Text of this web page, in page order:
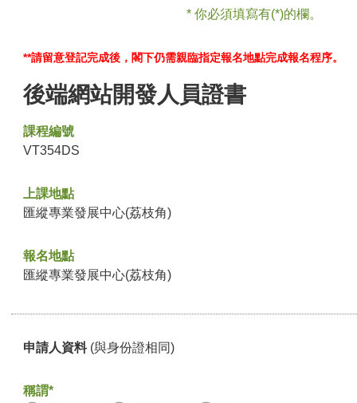
* 你必須填寫有(*)的欄。
**請留意登記完成後，閣下仍需親臨指定報名地點完成報名程序。
後端網站開發人員證書
課程編號
VT354DS
上課地點
匯縱專業發展中心(荔枝角)
報名地點
匯縱專業發展中心(荔枝角)
申請人資料 (與身份證相同)
稱謂*